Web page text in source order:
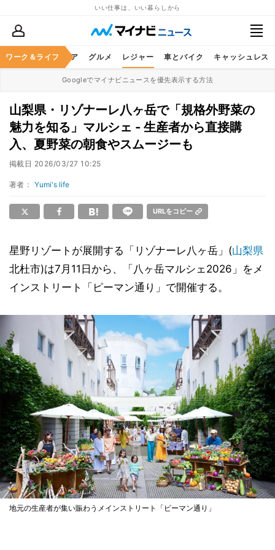
いい仕事は、いい暮らしから
ワーク＆ライフ
暮らし ヘルスケア グルメ レジャー 車とバイク キャッシュレス
Googleでマイナビニュースを優先表示する方法
山梨県・リゾナーレ八ヶ岳で「規格外野菜の
魅力を知る」マルシェ - 生産者から直接購
入、夏野菜の朝食やスムージーも
掲載日 2026/03/27 10:25
著者： Yumi's life
URLをコピー
星野リゾートが展開する「リゾナーレ八ヶ岳」(山梨県
北杜市)は7月11日から、「八ヶ岳マルシェ2026」をメ
インストリート「ピーマン通り」で開催する。
地元の生産者が集い賑わうメインストリート「ピーマン通り」